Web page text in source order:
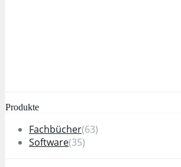
Produkte
Fachbücher(63)
Software(35)